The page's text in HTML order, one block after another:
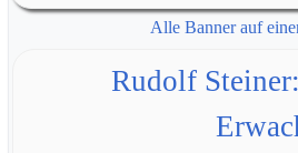
Alle Banner auf
Rudolf